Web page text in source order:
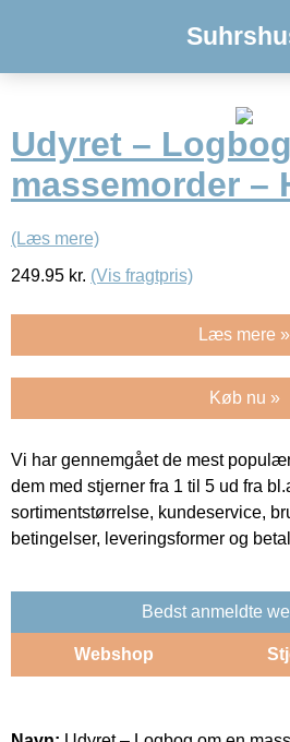
Udyret –
massemorder –
(Læs mere)
249.95 kr. (Vis fragtpris)
Læs mere »
Køb nu »
Vi har gennemgået de mest
dem med stjerner fra 1 til 5 ud fra
sortimentstørrelse, kundeservice,
betingelser, leveringsformer og
Bedst anmeldte
Webshop